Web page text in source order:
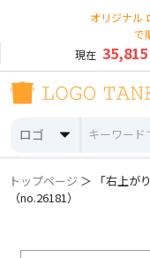
オリジナル
で
現在 35,815
ロゴ
トップページ ＞ 「右上が
（no.26181）